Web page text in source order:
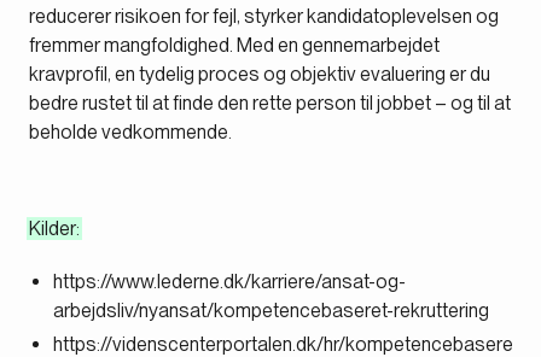
reducerer risikoen for fejl, styrker kandidatoplevelsen og
fremmer mangfoldighed. Med en gennemarbejdet
kravprofil, en tydelig proces og objektiv evaluering er du
bedre rustet til at finde den rette person til jobbet – og til at
beholde vedkommende.
Kilder:
https://www.lederne.dk/karriere/ansat-og-
arbejdsliv/nyansat/kompetencebaseret-rekruttering
https://videnscenterportalen.dk/hr/kompetencebaseret-